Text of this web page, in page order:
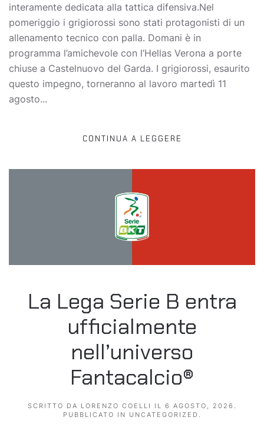
interamente dedicata alla tattica difensiva.Nel
pomeriggio i grigiorossi sono stati protagonisti di un
allenamento tecnico con palla. Domani è in
programma l’amichevole con l’Hellas Verona a porte
chiuse a Castelnuovo del Garda. I grigiorossi, esaurito
questo impegno, torneranno al lavoro martedì 11
agosto...
CONTINUA A LEGGERE
La Lega Serie B entra
ufficialmente
nell’universo
Fantacalcio®
SCRITTO DA LORENZO COELLI IL 6 AGOSTO, 2026 .
PUBBLICATO IN UNCATEGORIZED .